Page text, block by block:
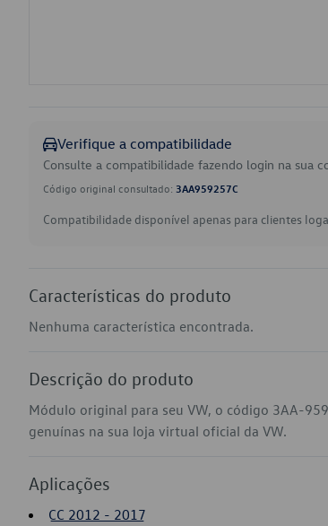
Verifique a compatibilidade
Consulte a compatibilidade fazendo login na sua
Código original consultado: 3AA959257C
Compatibilidade disponível apenas para clientes
Características do produto
Nenhuma característica encontrada.
Descrição do produto
Módulo original para seu VW, o código 3AA-
genuínas na sua loja virtual oficial da VW.
Aplicações
CC 2012 - 2017